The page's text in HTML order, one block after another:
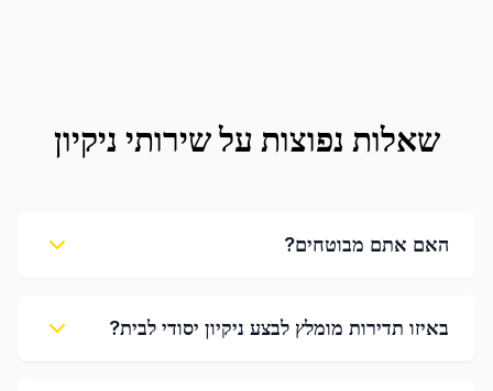
שאלות נפוצות עלשירותי ניקיון
האם אתם מבוטחים?
באיזו תדירות מומלץ לבצע ניקיון יסודי לבית?